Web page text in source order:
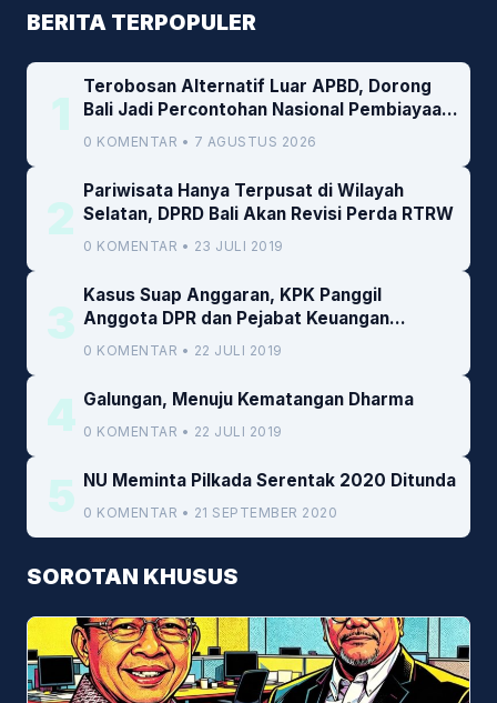
BERITA TERPOPULER
1
Terobosan Alternatif Luar APBD, Dorong
Bali Jadi Percontohan Nasional Pembiayaan
Daerah
0 KOMENTAR • 7 AGUSTUS 2026
2
Pariwisata Hanya Terpusat di Wilayah
Selatan, DPRD Bali Akan Revisi Perda RTRW
0 KOMENTAR • 23 JULI 2019
3
Kasus Suap Anggaran, KPK Panggil
Anggota DPR dan Pejabat Keuangan
Kemenkeu
0 KOMENTAR • 22 JULI 2019
4 Galungan, Menuju Kematangan Dharma
0 KOMENTAR • 22 JULI 2019
5 NU Meminta Pilkada Serentak 2020 Ditunda
0 KOMENTAR • 21 SEPTEMBER 2020
SOROTAN KHUSUS